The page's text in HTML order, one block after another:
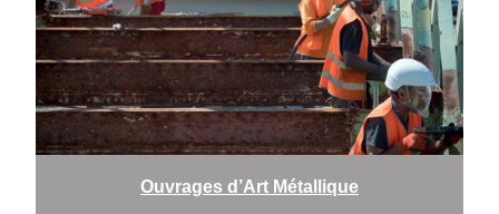
Ouvrages d’Art Métallique